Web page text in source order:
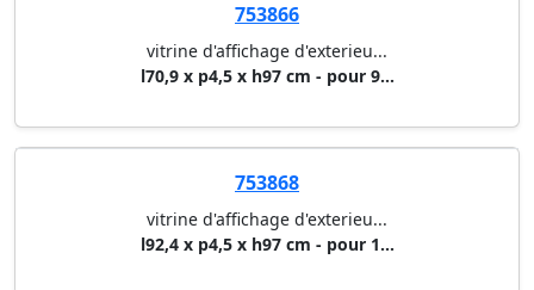
753866
vitrine d'affichage d'exterieu...
l70,9 x p4,5 x h97 cm - pour 9...
753868
vitrine d'affichage d'exterieu...
l92,4 x p4,5 x h97 cm - pour 1...